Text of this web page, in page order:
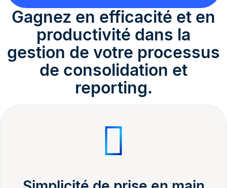
Gagnez en efficacité et en
productivité dans la
gestion de votre processus
de consolidation et
reporting.